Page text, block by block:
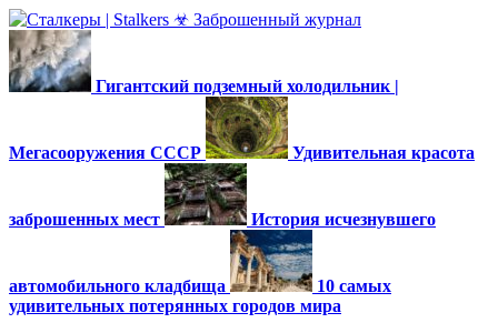
Гигантский подземный холодильник |
Мегасооружения СССР Удивительная красота
заброшенных мест История исчезнувшего
автомобильного кладбища
10 самых
удивительных потерянных городов мира